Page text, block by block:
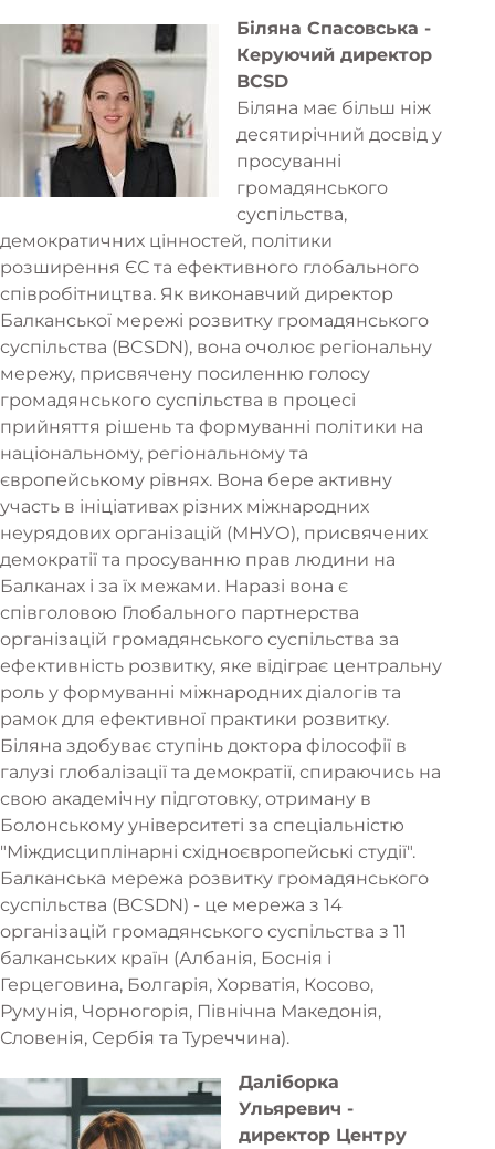
Біляна Спасовська -
Керуючий директор
BCSD
Біляна має більш ніж
десятирічний досвід у
просуванні
громадянського
суспільства,
демократичних цінностей, політики
розширення ЄС та ефективного глобального
співробітництва. Як виконавчий директор
Балканської мережі розвитку громадянського
суспільства (BCSDN), вона очолює регіональну
мережу, присвячену посиленню голосу
громадянського суспільства в процесі
прийняття рішень та формуванні політики на
національному, регіональному та
європейському рівнях. Вона бере активну
участь в ініціативах різних міжнародних
неурядових організацій (МНУО), присвячених
демократії та просуванню прав людини на
Балканах і за їх межами. Наразі вона є
співголовою Глобального партнерства
організацій громадянського суспільства за
ефективність розвитку, яке відіграє центральну
роль у формуванні міжнародних діалогів та
рамок для ефективної практики розвитку.
Біляна здобуває ступінь доктора філософії в
галузі глобалізації та демократії, спираючись на
свою академічну підготовку, отриману в
Болонському університеті за спеціальністю
"Міждисциплінарні східноєвропейські студії".
Балканська мережа розвитку громадянського
суспільства (BCSDN) - це мережа з 14
організацій громадянського суспільства з 11
балканських країн (Албанія, Боснія і
Герцеговина, Болгарія, Хорватія, Косово,
Румунія, Чорногорія, Північна Македонія,
Словенія, Сербія та Туреччина).
Даліборка
Ульяревич -
директор Центру